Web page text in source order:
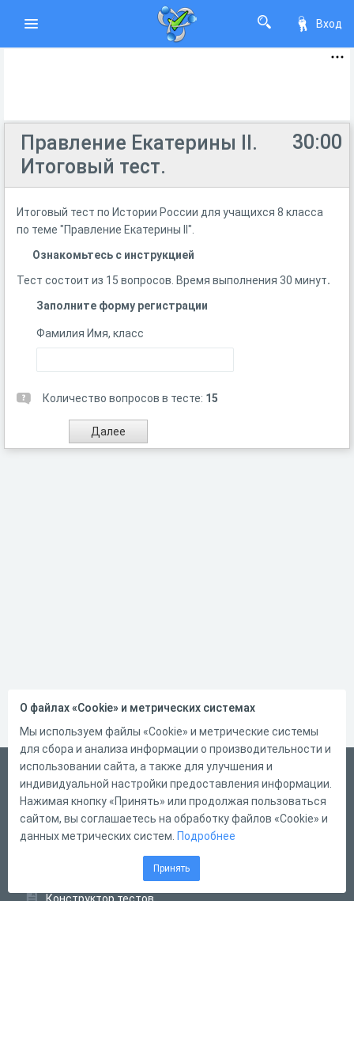
Вход
30:00
Правление Екатерины II.
Итоговый тест.
Итоговый тест по Истории России для учащихся 8 класса
по теме "Правление Екатерины II".
Ознакомьтесь с инструкцией
Тест состоит из 15 вопросов. Время выполнения 30 минут.
Заполните форму регистрации
Фамилия Имя, класс
Количество вопросов в тесте: 15
Русский
Справка
Форма обратной связи
Конструктор тестов
О файлах «Cookie» и метрических системах
Мы используем файлы «Cookie» и метрические системы
для сбора и анализа информации о производительности и
использовании сайта, а также для улучшения и
индивидуальной настройки предоставления информации.
Нажимая кнопку «Принять» или продолжая пользоваться
сайтом, вы соглашаетесь на обработку файлов «Cookie» и
данных метрических систем. Подробнее
Принять